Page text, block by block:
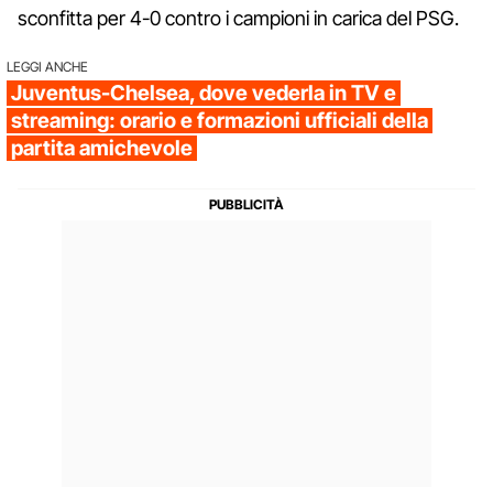
sconfitta per 4-0 contro i campioni in carica del PSG.
LEGGI ANCHE
Juventus-Chelsea, dove vederla in TV e
streaming: orario e formazioni ufficiali della
partita amichevole